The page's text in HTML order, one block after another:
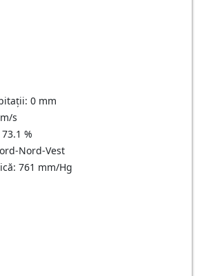
0 mm
m/s
73.1 %
Nord-Vest
761 mm/Hg